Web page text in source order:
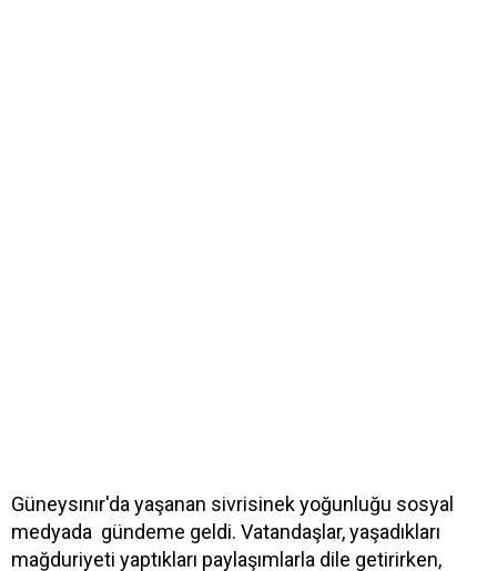
Güneysınır'da yaşanan sivrisinek yoğunluğu sosyal
medyada gündeme geldi. Vatandaşlar, yaşadıkları
mağduriyeti yaptıkları paylaşımlarla dile getirirken,